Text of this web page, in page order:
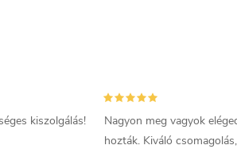
kiszolgálás!
Nagyon meg vagyok
hozták. Kiváló